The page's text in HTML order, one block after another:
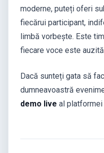
moderne, puteți oferi
fiecărui participant,
limbă vorbește. Este
fiecare voce este
Dacă sunteți gata să
dumneavoastră
demo live al